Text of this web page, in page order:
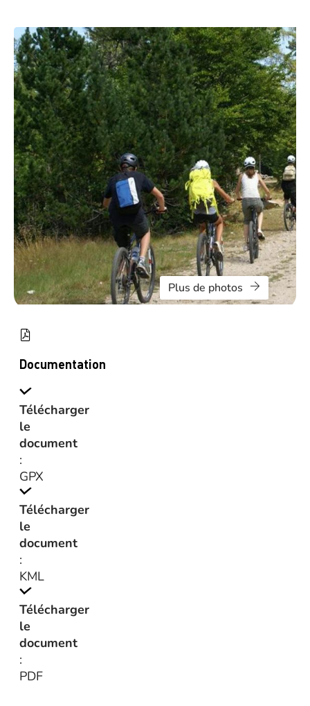
Plus de photos
Documentation
Télécharger
le
document
:
GPX
Télécharger
le
document
:
KML
Télécharger
le
document
:
PDF